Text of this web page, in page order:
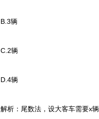
辆
辆
辆
：尾数法，设大客车需要x辆